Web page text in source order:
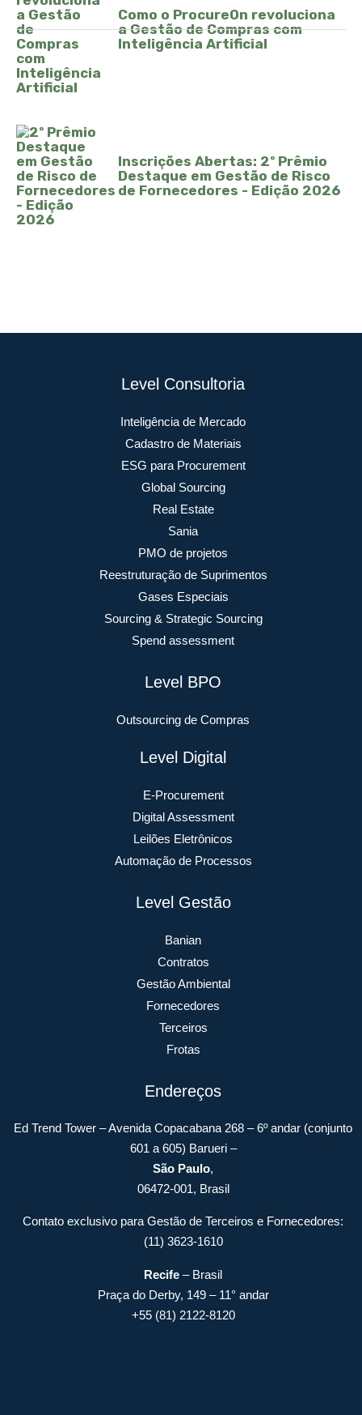
Como o ProcureOn revoluciona
a Gestão de Compras com
Inteligência Artificial
Inscrições Abertas: 2º Prêmio
Destaque em Gestão de Risco
de Fornecedores - Edição 2026
Level Consultoria
Inteligência de Mercado
Cadastro de Materiais
ESG para Procurement
Global Sourcing
Real Estate
Sania
PMO de projetos
Reestruturação de Suprimentos
Gases Especiais
Sourcing & Strategic Sourcing
Spend assessment
Level BPO
Outsourcing de Compras
Level Digital
E-Procurement
Digital Assessment
Leilões Eletrônicos
Automação de Processos
Level Gestão
Banian
Contratos
Gestão Ambiental
Fornecedores
Terceiros
Frotas
Endereços
Ed Trend Tower – Avenida Copacabana 268 – 6º andar (conjunto
601 a 605) Barueri –
São Paulo,
06472-001, Brasil
Contato exclusivo para Gestão de Terceiros e Fornecedores:
(11) 3623-1610
Recife – Brasil
Praça do Derby, 149 – 11° andar
+55 (81) 2122-8120